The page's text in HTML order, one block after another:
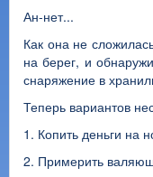
Ан-нет...
Как она не
на берег, и
снаряжение в
Теперь вариантов
1. Копить деньги на
2. Примерить